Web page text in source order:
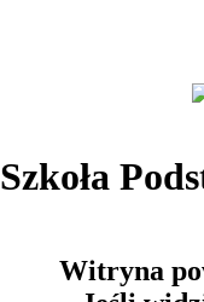
Szkoła
Witryna